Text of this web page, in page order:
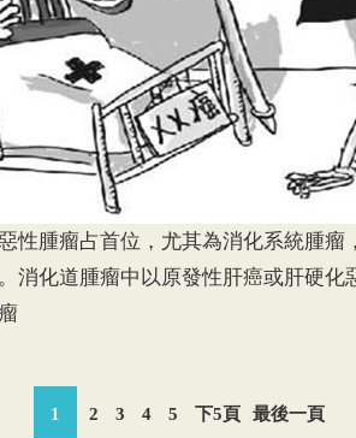
性腫瘤占首位，尤其為消化系統腫瘤
消化道腫瘤中以原發性肝癌或肝硬化
1 2 3 4 5 下5頁 最後一頁